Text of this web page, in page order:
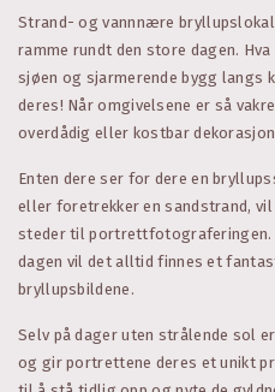
Strand- og vannnære
ramme rundt den store dagen.
sjøen og sjarmerende bygg langs
deres! Når omgivelsene er så
overdådig eller kostbar
Enten dere ser for dere en
eller foretrekker en sandstrand, vil
steder til portrettfotograferingen.
dagen vil det alltid finnes et
bryllupsbildene.
Selv på dager uten strålende sol
og gir portrettene deres et unikt